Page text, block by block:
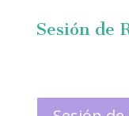
Sesión de